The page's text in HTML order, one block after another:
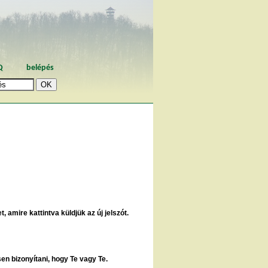
belépés
amire kattintva küldjük az új jelszót.
bizonyítani, hogy Te vagy Te.